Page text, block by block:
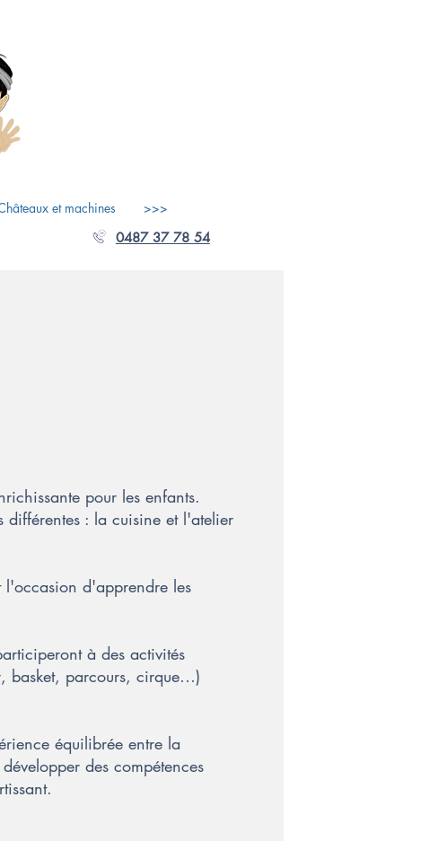
et machines
>>>
0487 37 78 54
pour les enfants.
différentes : la cuisine et l'atelier
l'occasion d'apprendre les
à des activités
basket, parcours, cirque…)
équilibrée entre la
des compétences